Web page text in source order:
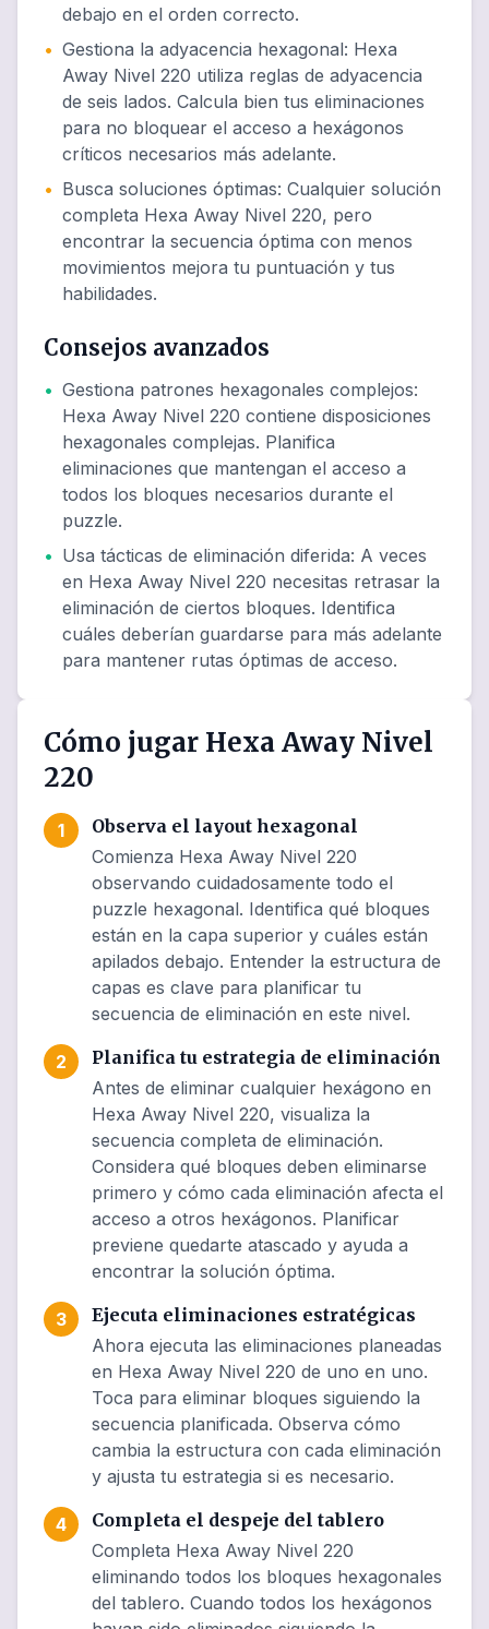
debajo en el orden correcto.
• Gestiona la adyacencia hexagonal: Hexa
Away Nivel 220 utiliza reglas de adyacencia
de seis lados. Calcula bien tus eliminaciones
para no bloquear el acceso a hexágonos
críticos necesarios más adelante.
• Busca soluciones óptimas: Cualquier solución
completa Hexa Away Nivel 220, pero
encontrar la secuencia óptima con menos
movimientos mejora tu puntuación y tus
habilidades.
Consejos avanzados
• Gestiona patrones hexagonales complejos:
Hexa Away Nivel 220 contiene disposiciones
hexagonales complejas. Planifica
eliminaciones que mantengan el acceso a
todos los bloques necesarios durante el
puzzle.
• Usa tácticas de eliminación diferida: A veces
en Hexa Away Nivel 220 necesitas retrasar la
eliminación de ciertos bloques. Identifica
cuáles deberían guardarse para más adelante
para mantener rutas óptimas de acceso.
Cómo jugar Hexa Away Nivel
220
1
Observa el layout hexagonal
Comienza Hexa Away Nivel 220
observando cuidadosamente todo el
puzzle hexagonal. Identifica qué bloques
están en la capa superior y cuáles están
apilados debajo. Entender la estructura de
capas es clave para planificar tu
secuencia de eliminación en este nivel.
2
Planifica tu estrategia de eliminación
Antes de eliminar cualquier hexágono en
Hexa Away Nivel 220, visualiza la
secuencia completa de eliminación.
Considera qué bloques deben eliminarse
primero y cómo cada eliminación afecta el
acceso a otros hexágonos. Planificar
previene quedarte atascado y ayuda a
encontrar la solución óptima.
3
Ejecuta eliminaciones estratégicas
Ahora ejecuta las eliminaciones planeadas
en Hexa Away Nivel 220 de uno en uno.
Toca para eliminar bloques siguiendo la
secuencia planificada. Observa cómo
cambia la estructura con cada eliminación
y ajusta tu estrategia si es necesario.
4
Completa el despeje del tablero
Completa Hexa Away Nivel 220
eliminando todos los bloques hexagonales
del tablero. Cuando todos los hexágonos